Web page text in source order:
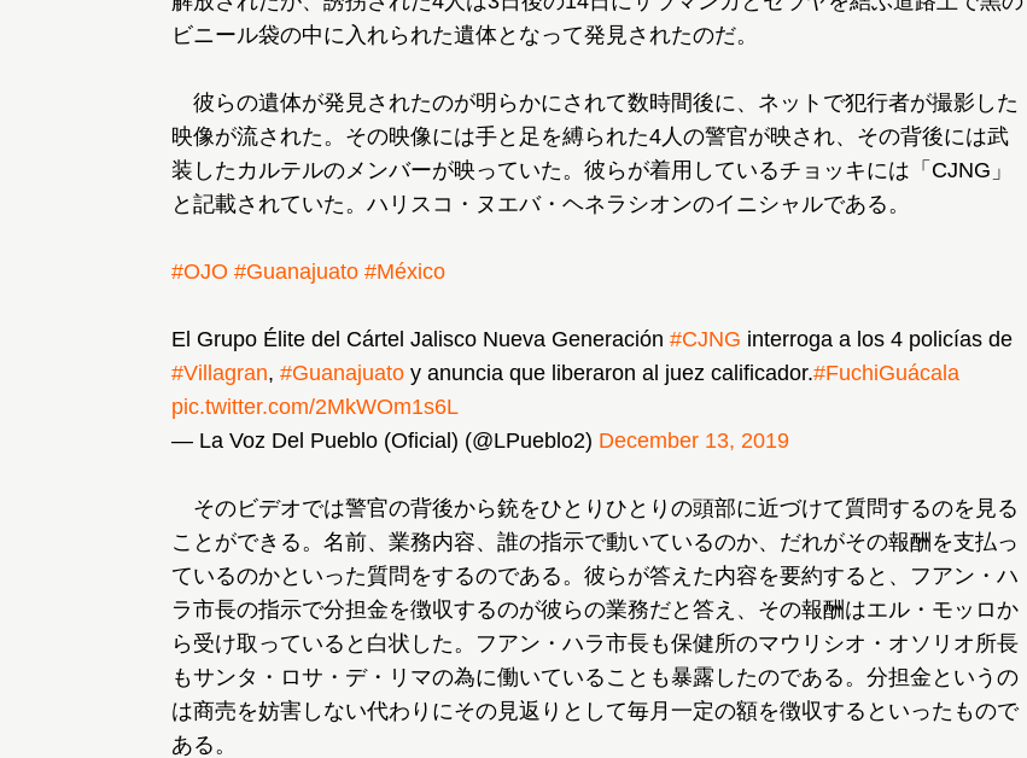
ビニール袋の中に入れられた遺体となって発見されたのだ。
彼らの遺体が発見されたのが明らかにされて数時間後に、ネットで犯行者が撮影した
映像が流された。その映像には手と足を縛られた4人の警官が映され、その背後には武
装したカルテルのメンバーが映っていた。彼らが着用しているチョッキには「CJNG」
と記載されていた。ハリスコ・ヌエバ・ヘネラシオンのイニシャルである。
#OJO #Guanajuato #México
El Grupo Élite del Cártel Jalisco Nueva Generación #CJNG interroga a los 4 policías de
#Villagran, #Guanajuato y anuncia que liberaron al juez calificador.#FuchiGuácala
pic.twitter.com/2MkWOm1s6L
— La Voz Del Pueblo (Oficial) (@LPueblo2) December 13, 2019
そのビデオでは警官の背後から銃をひとりひとりの頭部に近づけて質問するのを見る
ことができる。名前、業務内容、誰の指示で動いているのか、だれがその報酬を支払っ
ているのかといった質問をするのである。彼らが答えた内容を要約すると、フアン・ハ
ラ市長の指示で分担金を徴収するのが彼らの業務だと答え、その報酬はエル・モッロか
ら受け取っていると白状した。フアン・ハラ市長も保健所のマウリシオ・オソリオ所長
もサンタ・ロサ・デ・リマの為に働いていることも暴露したのである。分担金というの
は商売を妨害しない代わりにその見返りとして毎月一定の額を徴収するといったもので
ある。